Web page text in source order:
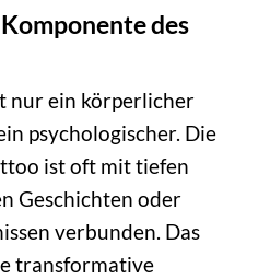
des
nur ein körperlicher
psychologischer. Die
ist oft mit tiefen
Geschichten oder
verbunden. Das
transformative